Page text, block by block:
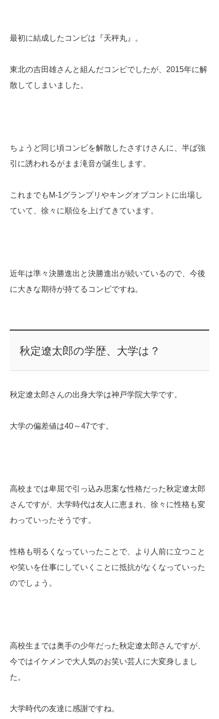
最初に結成したコンビは『天秤丸』。
東北の吉田雄さんと組んだコンビでしたが、2015年に解
散してしまいました。
ちょうど同じ頃コンビを解散したさすけさんに、半ば強
引に誘われるがまま滝音が誕生します。
これまでもM-1グランプリやキングオブコントに出場し
ていて、徐々に順位を上げてきています。
近年は準々決勝進出と決勝進出が続いているので、今後
に大きな期待が持てるコンビですね。
秋定遼太郎の学歴、大学は？
秋定遼太郎さんの出身大学は神戸学院大学です。
大学の偏差値は40～47です。
高校までは卑屈で引っ込み思案な性格だった秋定遼太郎
さんですが、大学時代は友人に恵まれ、徐々に性格も変
わっていったそうです。
性格も明るくなっていったことで、より人前に立つこと
や笑いを仕事にしていくことに抵抗がなくなっていった
のでしょう。
高校生までは奥手の少年だった秋定遼太郎さんですが、
今ではイケメンで大人気のお笑い芸人に大変身しまし
た。
大学時代の友達に感謝ですね。